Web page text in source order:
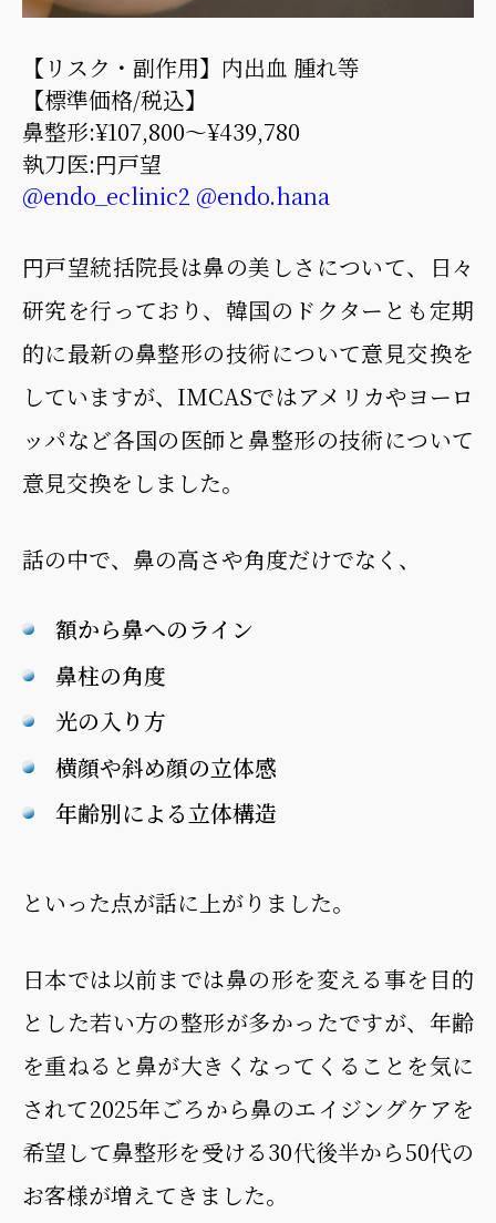
【リスク・副作用】内出血 腫れ等
【標準価格/税込】
鼻整形:¥107,800～¥439,780
執刀医:円戸望
@endo_eclinic2 @endo.hana
円戸望統括院長は鼻の美しさについて、日々
研究を行っており、韓国のドクターとも定期
的に最新の鼻整形の技術について意見交換を
していますが、IMCASではアメリカやヨーロ
ッパなど各国の医師と鼻整形の技術について
意見交換をしました。
話の中で、鼻の高さや角度だけでなく、
額から鼻へのライン
鼻柱の角度
光の入り方
横顔や斜め顔の立体感
年齢別による立体構造
といった点が話に上がりました。
日本では以前までは鼻の形を変える事を目的
とした若い方の整形が多かったですが、年齢
を重ねると鼻が大きくなってくることを気に
されて2025年ごろから鼻のエイジングケアを
希望して鼻整形を受ける30代後半から50代の
お客様が増えてきました。